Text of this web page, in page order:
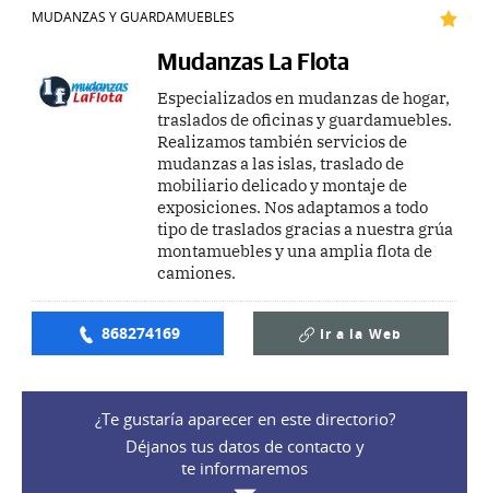
MUDANZAS Y GUARDAMUEBLES
Mudanzas La Flota
Especializados en mudanzas de hogar,
traslados de oficinas y guardamuebles.
Realizamos también servicios de
mudanzas a las islas, traslado de
mobiliario delicado y montaje de
exposiciones. Nos adaptamos a todo
tipo de traslados gracias a nuestra grúa
montamuebles y una amplia flota de
camiones.
868274169 Ir a la Web
¿Te gustaría aparecer en este directorio?
Déjanos tus datos de contacto y
te informaremos